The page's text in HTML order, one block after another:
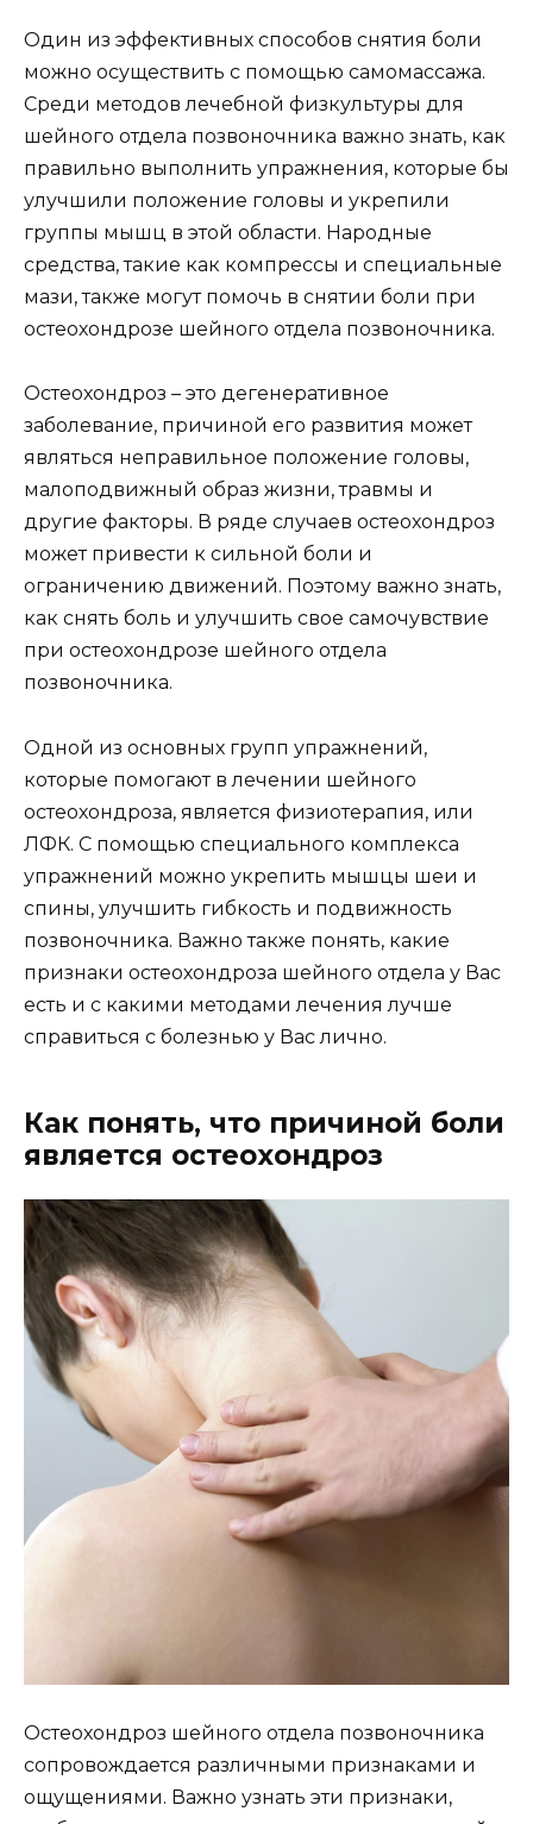
Один из эффективных способов снятия боли
можно осуществить с помощью самомассажа.
Среди методов лечебной физкультуры для
шейного отдела позвоночника важно знать, как
правильно выполнить упражнения, которые бы
улучшили положение головы и укрепили
группы мышц в этой области. Народные
средства, такие как компрессы и специальные
мази, также могут помочь в снятии боли при
остеохондрозе шейного отдела позвоночника.
Остеохондроз – это дегенеративное
заболевание, причиной его развития может
являться неправильное положение головы,
малоподвижный образ жизни, травмы и
другие факторы. В ряде случаев остеохондроз
может привести к сильной боли и
ограничению движений. Поэтому важно знать,
как снять боль и улучшить свое самочувствие
при остеохондрозе шейного отдела
позвоночника.
Одной из основных групп упражнений,
которые помогают в лечении шейного
остеохондроза, является физиотерапия, или
ЛФК. С помощью специального комплекса
упражнений можно укрепить мышцы шеи и
спины, улучшить гибкость и подвижность
позвоночника. Важно также понять, какие
признаки остеохондроза шейного отдела у Вас
есть и с какими методами лечения лучше
справиться с болезнью у Вас лично.
Как понять, что причиной боли
является остеохондроз
Остеохондроз шейного отдела позвоночника
сопровождается различными признаками и
ощущениями. Важно узнать эти признаки,